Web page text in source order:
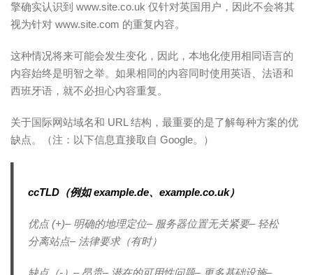
擎确实认识到 www.site.co.uk 仅针对英国用户，因此不会将其
视为针对 www.site.com 的重复内容。
这种情况将来可能会发生变化，因此，本地化使用相同语言的
内容始终是明智之举。如果相同的内容同时使用英语、法语和
西班牙语，就不必担心内容重复。
关于国际网站域名和 URL 结构，最重要的是了解每种方案的优
缺点。（注：以下信息直接取自 Google。）
ccTLD（例如 example.de、example.co.uk）
优点 (+)– 明确的地理定位– 服务器位置无关紧要– 轻松
分离站点– 法律要求（有时）
缺点（-）– 昂贵– 潜在的可用性问题– 更多基础设施–